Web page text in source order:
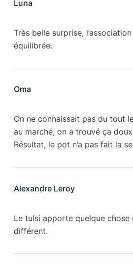
Luna
Très belle surprise,
équilibrée.
Oma
On ne connaissait pas du tout
au marché, on a trouvé ça
Résultat, le pot n’a pas fait la
Alexandre Leroy
Le tulsi apporte quelque chose
différent.